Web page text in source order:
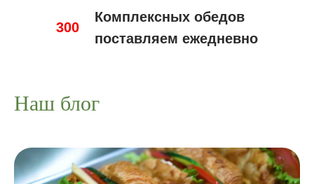
Комплексных обедов
поставляем ежедневно
300
Наш блог